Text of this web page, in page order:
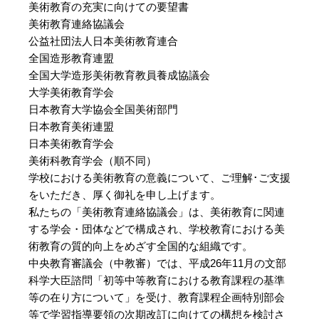
美術教育の充実に向けての要望書
美術教育連絡協議会
公益社団法人日本美術教育連合
全国造形教育連盟
全国大学造形美術教育教員養成協議会
大学美術教育学会
日本教育大学協会全国美術部門
日本教育美術連盟
日本美術教育学会
美術科教育学会（順不同）
学校における美術教育の意義について、ご理解･ご支援
をいただき、厚く御礼を申し上げます。
私たちの「美術教育連絡協議会」は、美術教育に関連
する学会・団体などで構成され、学校教育における美
術教育の質的向上をめざす全国的な組織です。
中央教育審議会（中教審）では、平成26年11月の文部
科学大臣諮問「初等中等教育における教育課程の基準
等の在り方について」を受け、教育課程企画特別部会
等で学習指導要領の次期改訂に向けての構想を検討さ